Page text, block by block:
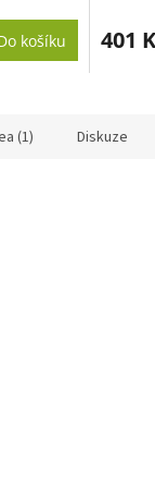
košíku 401
(1) Diskuze